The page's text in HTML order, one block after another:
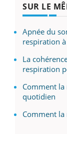
SUR LE
Apnée du
respiration
La
respiration
Comment
quotidien
Comment